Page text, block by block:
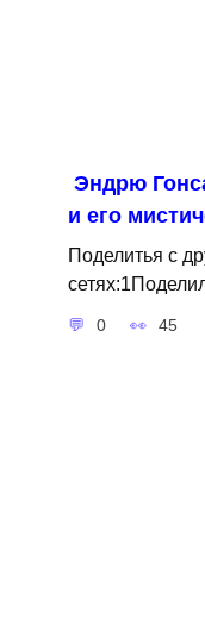
Эндрю
и его
Поделитья с
0 45